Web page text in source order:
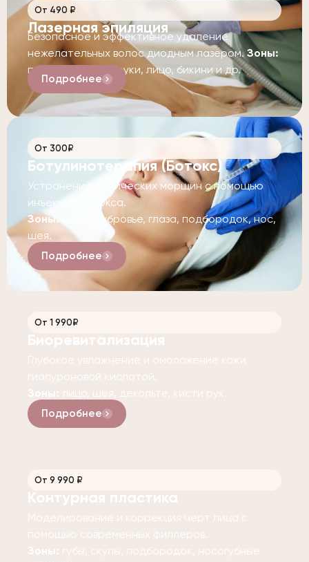
От 490 ₽
Лазерная эпиляция
Безопасное и эффективное удаление
нежелательных волос диодным лазером.Зоны:
подмышки, ноги, руки, лицо, бикини и др.
Подробнее
От 300₽
Ботулинотерапия (Ботокс)
Устранение мимических морщин с помощью
инъекций ботокса.
Зоны: лоб, межбровье, глаза, подбородок, нос,
шея.
Подробнее
От 1 990₽
Биоревитализация
Глубокое увлажнение и омоложение кожи
гиалуроновой кислотой.
Зоны: лицо, шея, декольте, кисти рук.
Подробнее
От 9 990 ₽
Контурная пластика
Моделирование и коррекция черт лица с
помощью современных филлеров.
Зоны: губы, скулы, подбородок, носогубные